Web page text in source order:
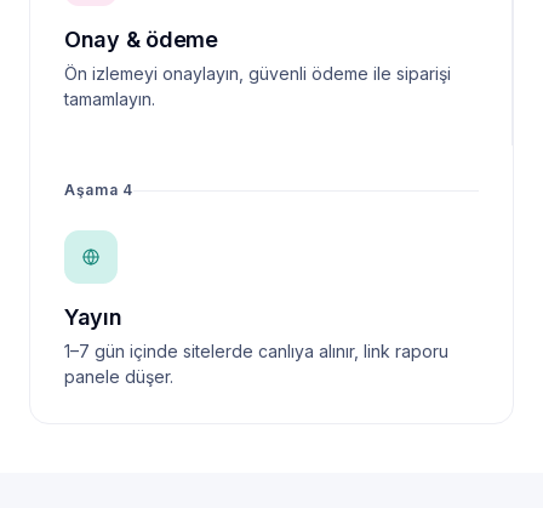
Onay & ödeme
Ön izlemeyi onaylayın, güvenli ödeme ile siparişi
tamamlayın.
Aşama 4
Yayın
1–7 gün içinde sitelerde canlıya alınır, link raporu
panele düşer.